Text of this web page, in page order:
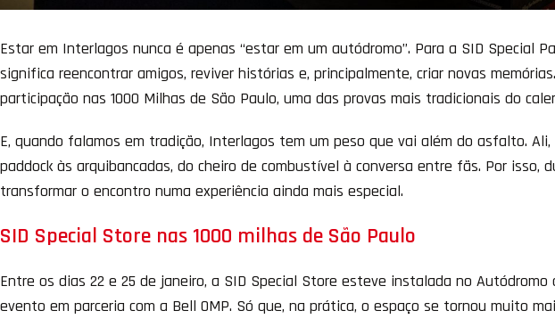
Estar em Interlagos nunca é apenas “estar em um autódromo”. Para a SID Special
significa reencontrar amigos, reviver histórias e, principalmente, criar novas
participação nas 1000 Milhas de São Paulo, uma das provas mais tradicionais do
E, quando falamos em tradição, Interlagos tem um peso que vai além do asfalto.
paddock às arquibancadas, do cheiro de combustível à conversa entre fãs. Por isso,
transformar o encontro numa experiência ainda mais especial.
SID Special Store nas 1000 milhas de São Paulo
Entre os dias 22 e 25 de janeiro, a SID Special Store esteve instalada no
evento em parceria com a Bell OMP. Só que, na prática, o espaço se tornou muito